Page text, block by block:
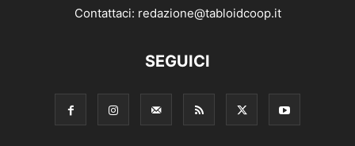
Contattaci: redazione@tabloidcoop.it
SEGUICI